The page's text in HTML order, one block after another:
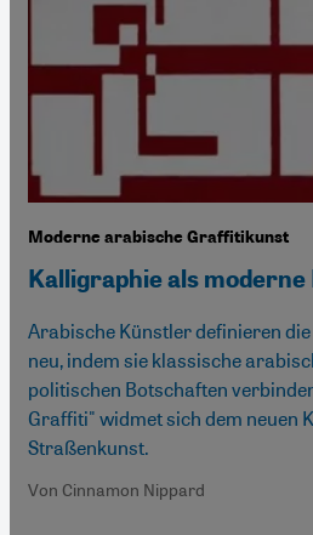
Moderne arabische Graffitikunst
Kalligraphie als
Arabische Künstler definieren
neu, indem sie klassische
politischen Botschaften
Graffiti" widmet sich dem neuen
Straßenkunst.
Von Cinnamon Nippard